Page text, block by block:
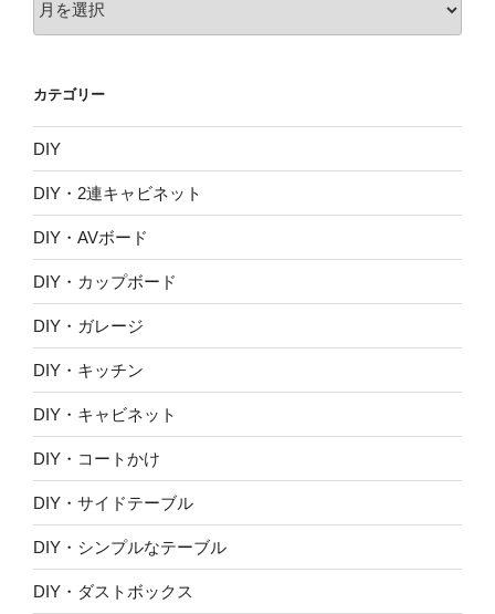
ー
ブ
カテゴリー
DIY
DIY・2連キャビネット
DIY・AVボード
DIY・カップボード
DIY・ガレージ
DIY・キッチン
DIY・キャビネット
DIY・コートかけ
DIY・サイドテーブル
DIY・シンプルなテーブル
DIY・ダストボックス